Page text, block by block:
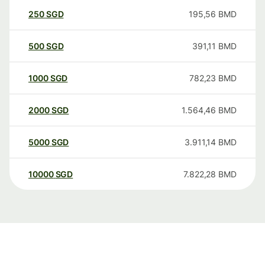
250SGD 195,56 BMD
500SGD 391,11 BMD
1000SGD 782,23 BMD
2000SGD 1.564,46 BMD
5000SGD 3.911,14 BMD
10000 SGD 7.822,28 BMD